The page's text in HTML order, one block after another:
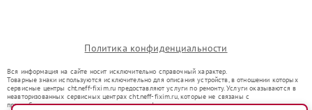
Политика конфиденциальности
Вся информация на сайте носит исключительно справочный характер.
Товарные знаки используются исключительно для описания устройств, в отношении которых
сервисные центры cht.neff-fixim.ru предоставляют услуги по ремонту. Услуги оказываются в
неавторизованных сервисных центрах cht.neff-fixim.ru, которые не связаны с
правообладателями товарных знаков или их официальными представителями.